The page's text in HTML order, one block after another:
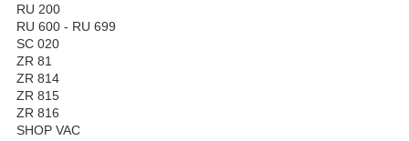
RU 200
RU 600 - RU 699
SC 020
ZR 81
ZR 814
ZR 815
ZR 816
SHOP VAC